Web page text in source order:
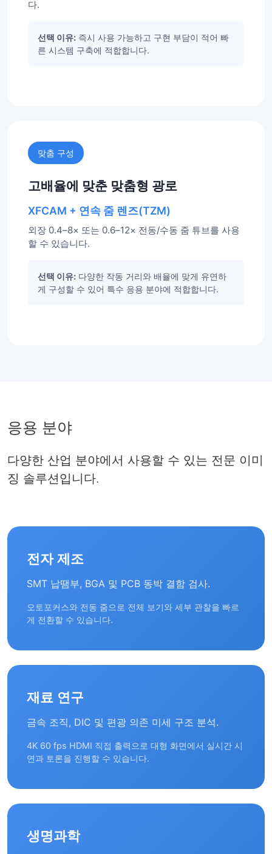
다.
선택 이유: 즉시 사용 가능하고 구현 부담이 적어 빠
른 시스템 구축에 적합합니다.
맞춤 구성
고배율에 맞춘 맞춤형 광로
XFCAM + 연속 줌 렌즈(TZM)
외장 0.4–8× 또는 0.6–12× 전동/수동 줌 튜브를 사용
할 수 있습니다.
선택 이유: 다양한 작동 거리와 배율에 맞게 유연하
게 구성할 수 있어 특수 응용 분야에 적합합니다.
응용 분야
다양한 산업 분야에서 사용할 수 있는 전문 이미
징 솔루션입니다.
전자 제조
SMT 납땜부, BGA 및 PCB 동박 결함 검사.
오토포커스와 전동 줌으로 전체 보기와 세부 관찰을 빠르
게 전환할 수 있습니다.
재료 연구
금속 조직, DIC 및 편광 의존 미세 구조 분석.
4K 60 fps HDMI 직접 출력으로 대형 화면에서 실시간 시
연과 토론을 진행할 수 있습니다.
생명과학